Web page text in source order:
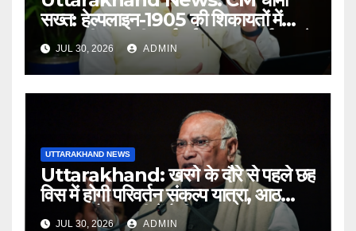
सख्त: हेल्पलाइन-1905 की शिकायतों में
लापरवाही पर होगी कार्रवाई, शून्य प्रदर्शन वाले
अधिकारियों को नोटिस…
JUL 30, 2026 ADMIN
UTTARAKHAND NEWS
Uttarakhand: खरगे के दौरे से पहले छह
विस में होगी परिवर्तन संकल्प यात्रा, आठ
अगस्त को हल्द्वानी में रैली
JUL 30, 2026 ADMIN